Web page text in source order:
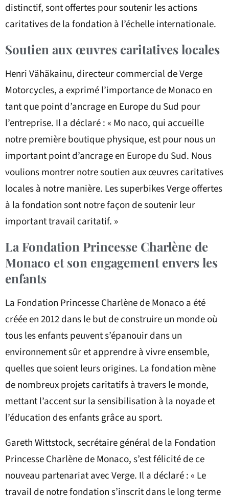
distinctif, sont offertes pour soutenir les actions
caritatives de la fondation à l’échelle internationale.
Soutien aux œuvres caritatives locales
Henri Vähäkainu, directeur commercial de Verge
Motorcycles, a exprimé l’importance de Monaco en
tant que point d’ancrage en Europe du Sud pour
l’entreprise. Il a déclaré : « Mo naco, qui accueille
notre première boutique physique, est pour nous un
important point d’ancrage en Europe du Sud. Nous
voulions montrer notre soutien aux œuvres caritatives
locales à notre manière. Les superbikes Verge offertes
à la fondation sont notre façon de soutenir leur
important travail caritatif. »
La Fondation Princesse Charlène de
Monaco et son engagement envers les
enfants
La Fondation Princesse Charlène de Monaco a été
créée en 2012 dans le but de construire un monde où
tous les enfants peuvent s’épanouir dans un
environnement sûr et apprendre à vivre ensemble,
quelles que soient leurs origines. La fondation mène
de nombreux projets caritatifs à travers le monde,
mettant l’accent sur la sensibilisation à la noyade et
l’éducation des enfants grâce au sport.
Gareth Wittstock, secrétaire général de la Fondation
Princesse Charlène de Monaco, s’est félicité de ce
nouveau partenariat avec Verge. Il a déclaré : « Le
travail de notre fondation s’inscrit dans le long terme